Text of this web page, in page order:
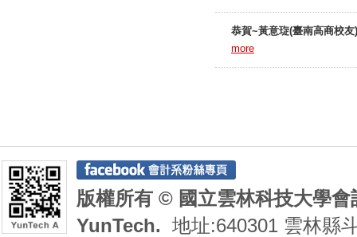
恭賀~黃意琁(臺南高商校
more
版權所有 © 國立雲林科技大學
YunTech. 地址:640301 雲林縣